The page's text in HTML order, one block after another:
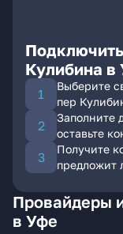
Кулибина в
Выберите
пер
Заполните
оставьте
Получите
предложит
Провайдеры
в Уфе